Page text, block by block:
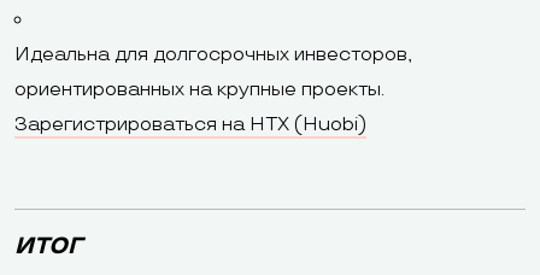
Идеальна для долгосрочных инвесторов,
ориентированных на крупные проекты.
Зарегистрироваться на HTX (Huobi)
ИТОГ